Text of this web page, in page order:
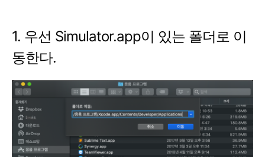
1. 우선 Simulator.app이 있는 폴더로 이
동한다.